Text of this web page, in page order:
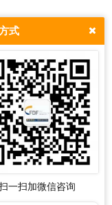
耕酿造创新适配
提前登记锁定35
式
一扫加微信咨询